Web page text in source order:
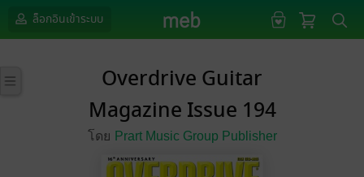
ล็อกอินเข้าระบบ
Overdrive Guitar
Magazine Issue 194
โดย Prart Music Group Publisher